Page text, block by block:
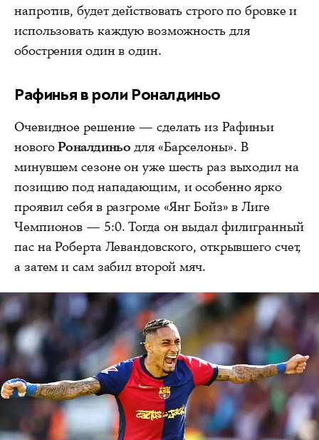
напротив, будет действовать строго по бровке и
использовать каждую возможность для
обострения один в один.
Рафинья в роли Роналдиньо
Очевидное решение — сделать из Рафиньи
новогоРоналдиньо для «Барселоны». В
минувшем сезоне он уже шесть раз выходил на
позицию под нападающим, и особенно ярко
проявил себя в разгроме «Янг Бойз» в Лиге
Чемпионов — 5:0. Тогда он выдал филигранный
пас на Роберта Левандовского, открывшего счет,
а затем и сам забил второй мяч.